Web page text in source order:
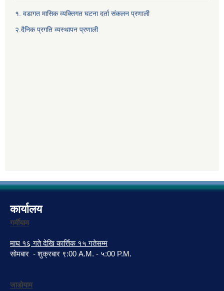
१. वडागत मासिक व्यक्तिगत घटना दर्ता संकलन प्रणाली
२.दैनिक प्रगति व्यस्थापन प्रणाली
कार्यालय
गर्मीयाम
माघ १६ गते देखि कार्त्तिक १५ गतेसम्म
सोमबार - शुक्रबार ९:00 A.M. - ५:00 P.M.
जाडोयाम